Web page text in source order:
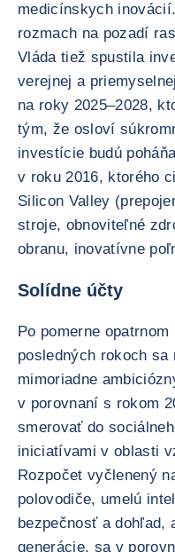
medicínskych
rozmach na pozadí
Vláda tiež spustila
verejnej a
na roky 2025–2028,
tým, že osloví
investície budú
v roku 2016, ktorého
Silicon Valley
stroje, obnoviteľné
obranu, inovatívne
Solídne účty
Po pomerne
posledných rokoch
mimoriadne
v porovnaní s rokom
smerovať do
iniciatívami v oblasti
Rozpočet vyčlenený
polovodiče, umelú
bezpečnosť a dohľad,
generácie, sa v